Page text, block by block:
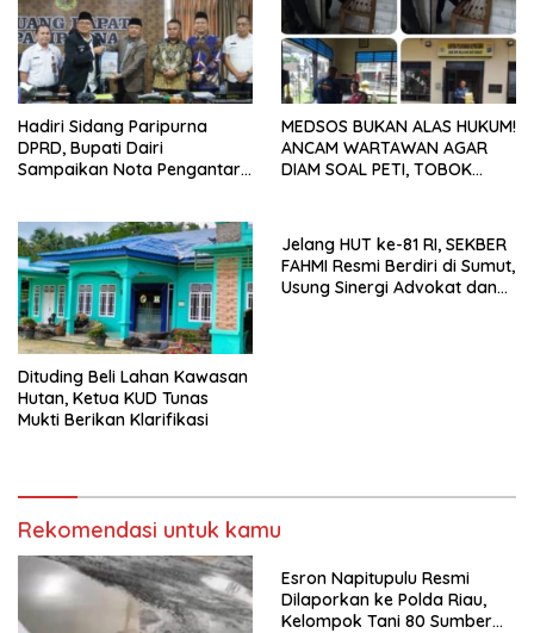
Hadiri Sidang Paripurna
DPRD, Bupati Dairi
Sampaikan Nota Pengantar
MEDSOS BUKAN ALAS HUKUM!
ANCAM WARTAWAN AGAR
DIAM SOAL PETI, TOBOK
Dituding Beli Lahan Kawasan
Hutan, Ketua KUD Tunas
Mukti Berikan Klarifikasi
Jelang HUT ke-81 RI, SEKBER
FAHMI Resmi Berdiri di Sumut,
Usung Sinergi Advokat dan
Rekomendasi untuk kamu
Esron Napitupulu Resmi
Dilaporkan ke Polda Riau,
Kelompok Tani 80 Sumber